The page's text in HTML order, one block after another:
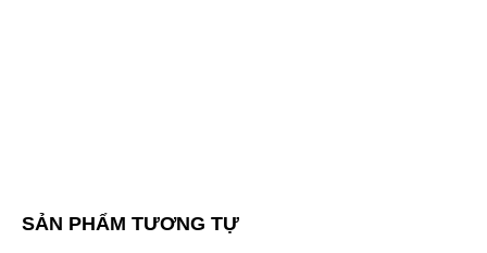
SẢN PHẨM TƯƠNG TỰ